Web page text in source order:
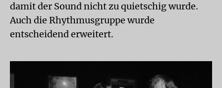
damit der Sound nicht zu quietschig wurde.
Auch die Rhythmusgruppe wurde
entscheidend erweitert.